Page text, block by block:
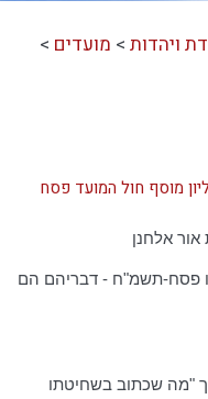
דת ויהדות > מועדים >
מוסף חול המועד פסח
אור אלחנן
פסח-תשמ"ח - דבריהם הם
"מה שכתוב בשחיטתו